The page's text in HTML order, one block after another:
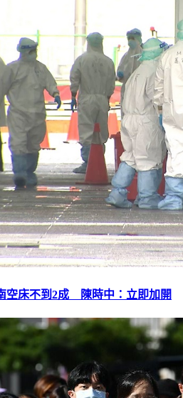
空床不到2成 陳時中：立即加開